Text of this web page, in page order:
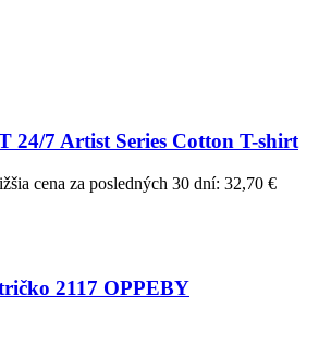
24/7 Artist Series Cotton T-shirt
cena za posledných 30 dní: 32,70 €
2117 OPPEBY